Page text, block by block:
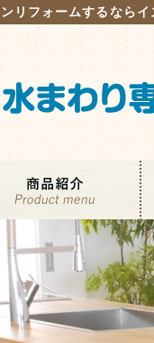
リフォームするなら